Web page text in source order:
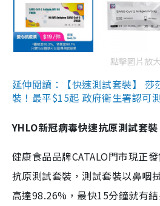
點擊圖片放大
延伸閱讀：【快速測試套裝】 莎
裝！最平$15起 政府衛生署認可
YHLO新冠病毒快速抗原測試套裝
健康食品品牌CATALO門市現正
抗原測試套裝，測試套裝以鼻咽
高達98.26%，最快15分鐘就有